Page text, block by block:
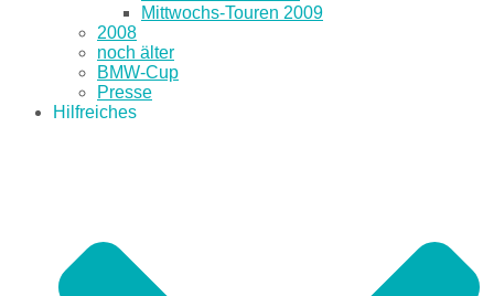
Mittwochs-Touren 2009
2008
noch älter
BMW-Cup
Presse
Hilfreiches